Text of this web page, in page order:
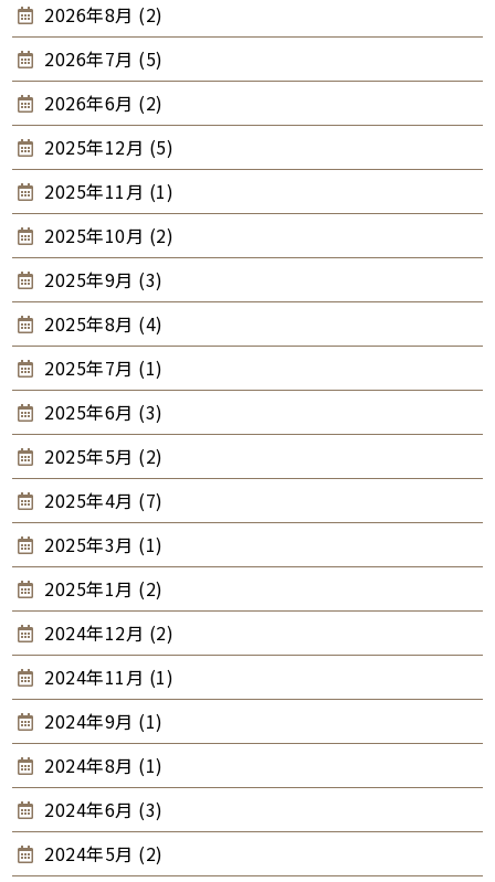
2026年8月 (2)
2026年7月 (5)
2026年6月 (2)
2025年12月 (5)
2025年11月 (1)
2025年10月 (2)
2025年9月 (3)
2025年8月 (4)
2025年7月 (1)
2025年6月 (3)
2025年5月 (2)
2025年4月 (7)
2025年3月 (1)
2025年1月 (2)
2024年12月 (2)
2024年11月 (1)
2024年9月 (1)
2024年8月 (1)
2024年6月 (3)
2024年5月 (2)